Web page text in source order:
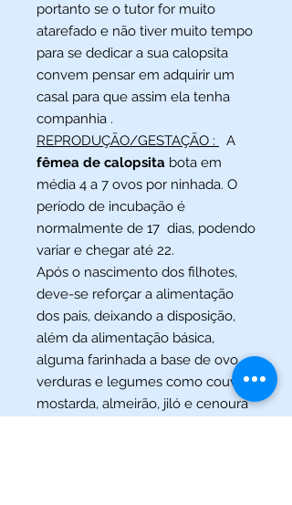
portanto se o tutor for muito
atarefado e não tiver muito tempo
para se dedicar a sua calopsita
convem pensar em adquirir um
casal para que assim ela tenha
companhia .
REPRODUÇÃO/GESTAÇÃO :
A
fêmea de calopsita bota em
média 4 a 7 ovos por ninhada. O
período de incubação é
normalmente de 17 dias, podendo
variar e chegar até 22.
Após o nascimento dos filhotes,
deve-se reforçar a alimentação
dos pais, deixando a disposição,
além da alimentação básica,
alguma farinhada a base de ovo,
verduras e legumes como couve,
mostarda, almeirão, jiló e cenoura